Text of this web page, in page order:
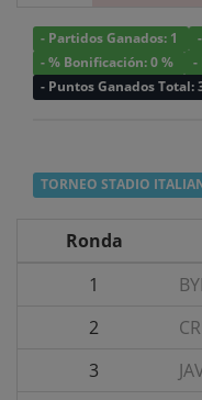
- Partidos Ganados: 1
- % Bonificación: 0 %
-
- Puntos Ganados Total:
TORNEO STADIO
Ronda
1
2
3